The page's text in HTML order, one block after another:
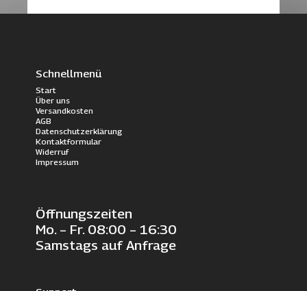
Schnellmenü
Start
Über uns
Versandkosten
AGB
Datenschutzerklärung
Kontaktformular
Widerruf
Impressum
Öffnungszeiten
Mo. – Fr. 08:00 – 16:30
Samstags auf Anfrage